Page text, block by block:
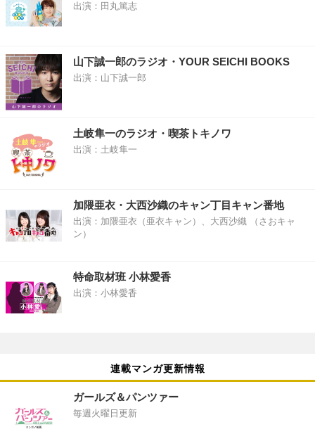
出演：田丸篤志
山下誠一郎のラジオ・YOUR SEICHI BOOKS
出演：山下誠一郎
土岐隼一のラジオ・喫茶トキノワ
出演：土岐隼一
加隈亜衣・大西沙織のキャン丁目キャン番地
出演：加隈亜衣（亜衣キャン）、大西沙織 （さおキャ
ン）
特命取材班 小林愛香
出演：小林愛香
連載マンガ更新情報
ガールズ＆パンツァー
毎週火曜日更新